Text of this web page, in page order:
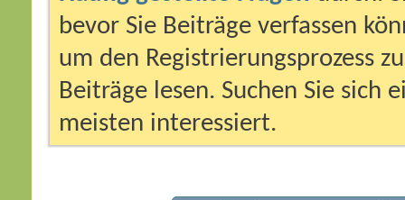
bevor Sie Beiträge verfassen
um den Registrierungsprozess
Beiträge lesen. Suchen Sie sich
meisten interessiert.